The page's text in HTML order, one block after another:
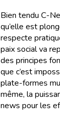
Bien tendu C-
qu’elle est
respecte
paix social va
des principes
que c’est
plate-formes
même, la
news pour les